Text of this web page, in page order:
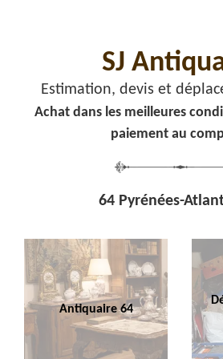
SJ
Estimation, devis et
Achat dans les meilleures
paiement au
64 Pyrénées-
Antiquaire 64